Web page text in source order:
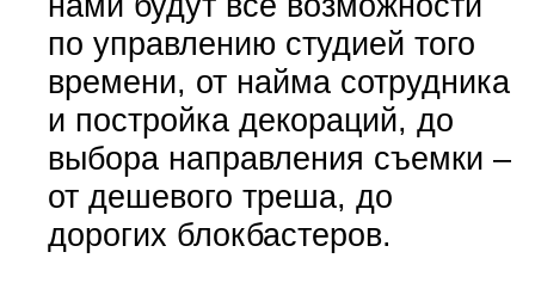
по управлению студией того
времени, от найма сотрудника
и постройка декораций, до
выбора направления съемки –
от дешевого треша, до
дорогих блокбастеров.